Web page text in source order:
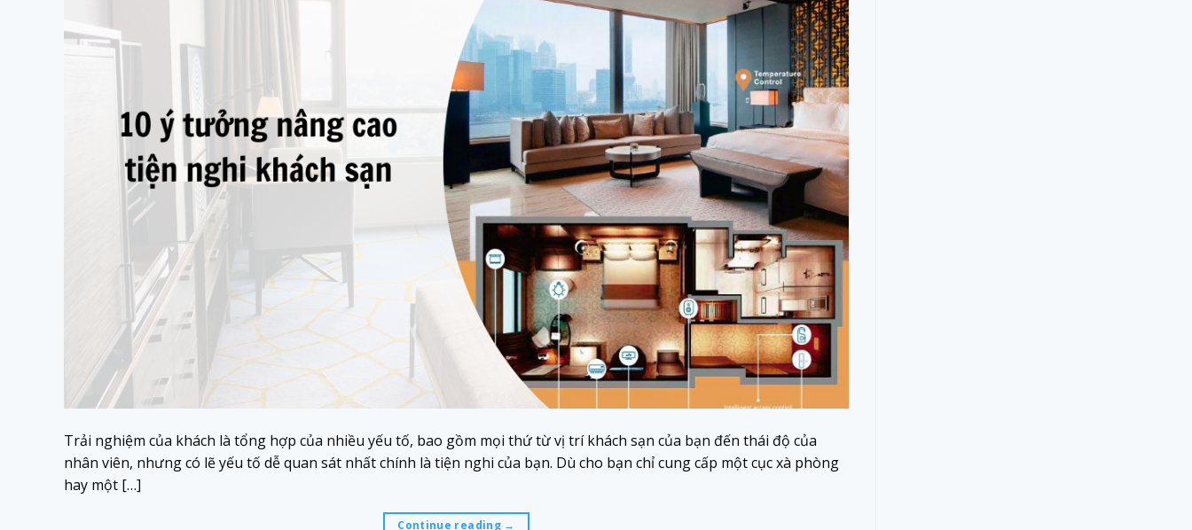
Trải nghiệm của khách là tổng hợp của nhiều yếu tố, bao gồm mọi thứ từ vị trí khách sạn của bạn đến thái độ của
nhân viên, nhưng có lẽ yếu tố dễ quan sát nhất chính là tiện nghi của bạn. Dù cho bạn chỉ cung cấp một cục xà phòng
hay một […]
Continue reading →